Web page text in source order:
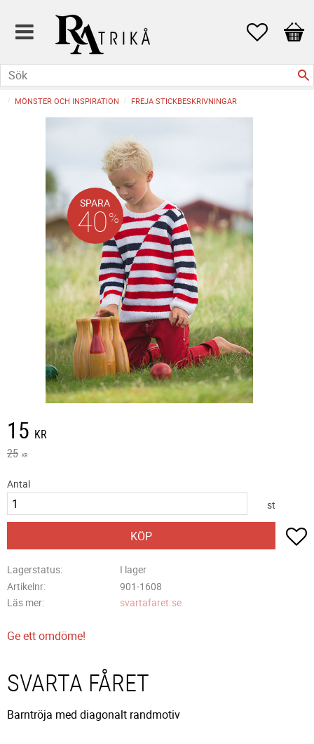
Favoriter
MÖNSTER OCH INSPIRATION FREJA STICKBESKRIVNINGAR
SPARA
40%
Nedsatt pris:
15 KR
Ordinarie pris:
25 KR
Antal
st
KÖP
Lagerstatus
I lager
Artikelnr
901-1608
Läs mer
svartafaret.se
Ge ett omdöme!
SVARTA FÅRET
Barntröja med diagonalt randmotiv